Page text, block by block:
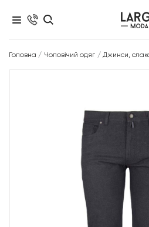
Головна / Чоловічий одяг / Джинси,